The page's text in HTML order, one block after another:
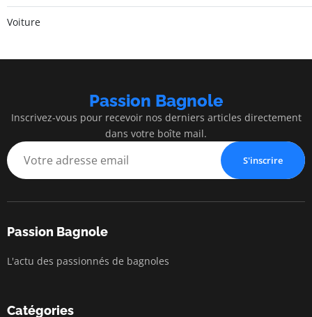
Voiture
Passion Bagnole
Inscrivez-vous pour recevoir nos derniers articles directement
dans votre boîte mail.
S'inscrire
Passion Bagnole
L'actu des passionnés de bagnoles
Catégories